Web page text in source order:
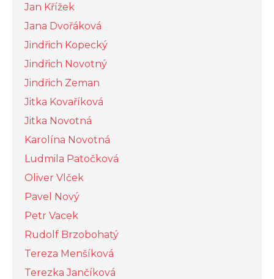
Jan Křížek
Jana Dvořáková
Jindřich Kopecký
Jindřich Novotný
Jindřich Zeman
Jitka Kovaříková
Jitka Novotná
Karolína Novotná
Ludmila Patočková
Oliver Vlček
Pavel Nový
Petr Vacek
Rudolf Brzobohatý
Tereza Menšíková
Terezka Jančíková